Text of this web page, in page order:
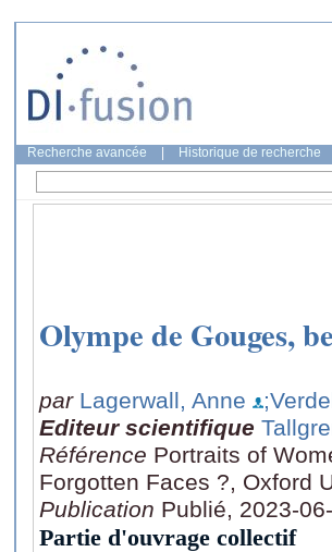
Recherche avancée Historique de recherche
Olympe de Gouges,
par Lagerwall, Anne
Editeur scientifique
Référence Portraits of
Forgotten Faces ?, Oxford
Publication Publié, 2023-
Partie d'ouvrage collectif